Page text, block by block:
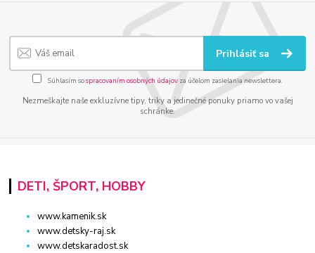
Prihlásiť sa
Súhlasím sospracovaním osobných údajov za účelom zasielania newslettera.
Nezmeškajte naše exkluzívne tipy, triky a jedinečné ponuky priamo vo vašej
schránke.
DETI, ŠPORT, HOBBY
www.kamenik.sk
www.detsky-raj.sk
www.detskaradost.sk